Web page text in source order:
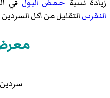
زيادة نسبة حمض البول في
النقرسالتقليل من أكل السردين
سردين